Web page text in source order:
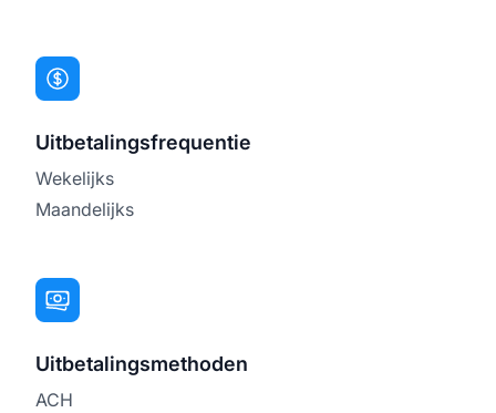
Uitbetalingsfrequentie
Wekelijks
Maandelijks
Uitbetalingsmethoden
ACH